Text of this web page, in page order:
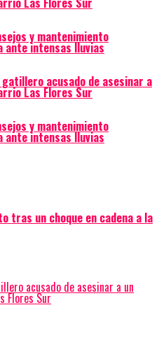
y mantenimiento
ante intensas lluvias
acusado de asesinar a
Las Flores Sur
y mantenimiento
ante intensas lluvias
tras un choque en cadena a la
acusado de asesinar a un
Flores Sur